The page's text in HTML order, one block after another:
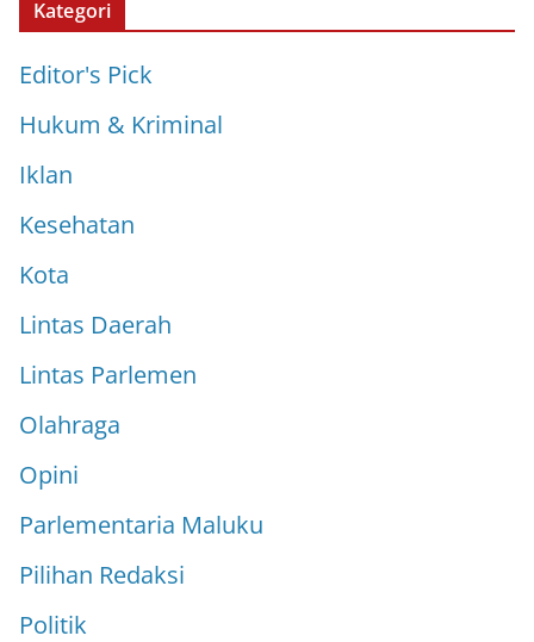
Kategori
Editor's Pick
Hukum & Kriminal
Iklan
Kesehatan
Kota
Lintas Daerah
Lintas Parlemen
Olahraga
Opini
Parlementaria Maluku
Pilihan Redaksi
Politik